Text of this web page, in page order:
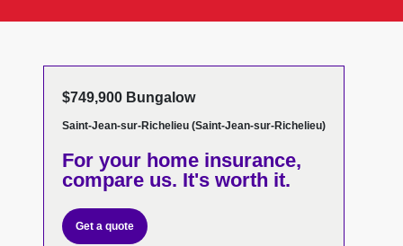
$749,900 Bungalow
Saint-Jean-sur-Richelieu (Saint-Jean-sur-Richelieu)
For your home insurance,
compare us. It's worth it.
Get a quote